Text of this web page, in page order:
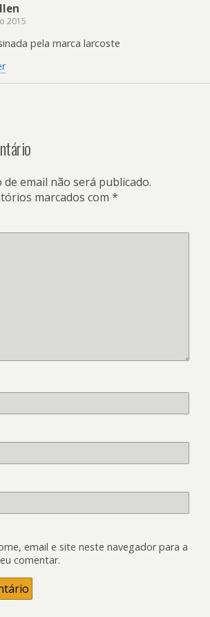
2015
pela marca larcoste
de email não será publicado.
marcados com *
email e site neste navegador para a
comentar.